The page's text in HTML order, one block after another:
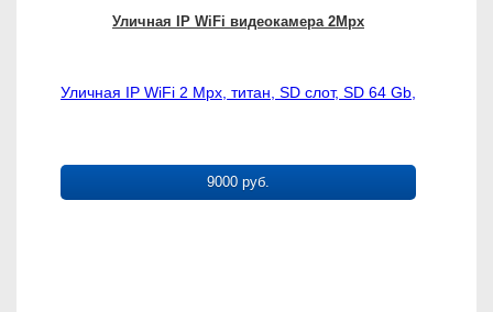
Уличная IP WiFi видеокамера 2Mpx
Уличная IP WiFi 2 Mpx, титан, SD слот, SD 64 Gb,
9000 руб.